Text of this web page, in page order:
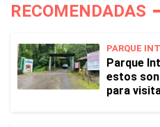
RECOMENDADAS
PARQUE
Parque
estos
para